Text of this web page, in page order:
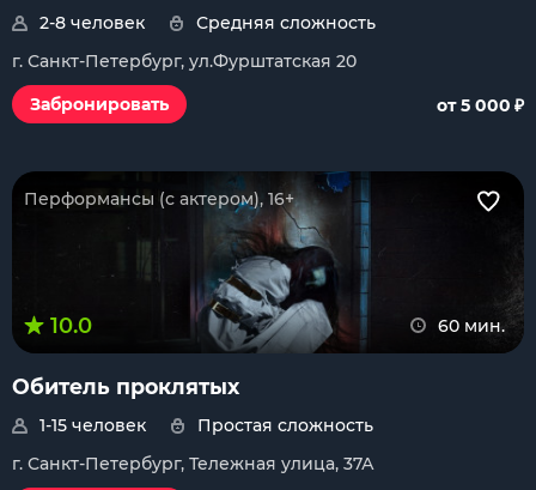
2-8 человек
Средняя сложность
г. Санкт-Петербург, ул.Фурштатская 20
Забронировать
от 5 000 ₽
Перформансы (с актером), 16+
10.0 60 мин.
Обитель проклятых
1-15 человек
Простая сложность
г. Санкт-Петербург, Тележная улица, 37А